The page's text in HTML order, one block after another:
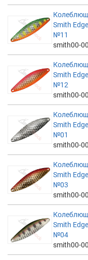
Smith
№11
smith00-
Smith
№12
smith00-
Smith
№01
smith00-
Smith
№03
smith00-
Smith
№04
smith00-